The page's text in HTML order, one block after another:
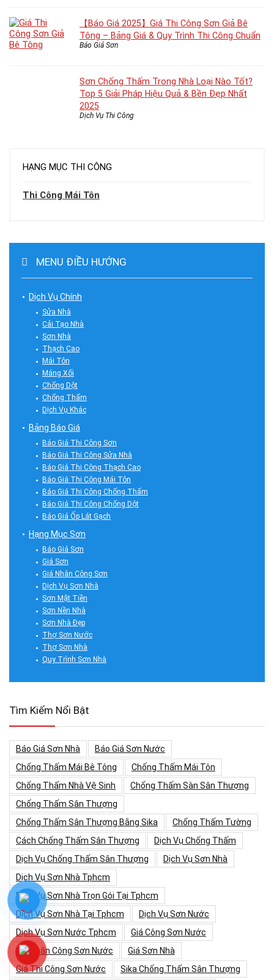
【Báo Giá 2025】Giá Thi Công Sơn Giả Bê
Tông – Bảng Giá & Quy Trình Thi Công Chuẩn
Báo Giá Sơn
Sơn Chống Thấm Trong Nhà Loại Nào Tốt?
Top 5 Giải Pháp Hiệu Quả & Bền Đẹp Nhất
2025
Dịch Vụ Thi Công
HẠNG MỤC THI CÔNG
Thi Công Mái Tôn
MENU ĐIỀU HƯỚNG
Dịch Vụ Chính
Sửa Nhà
Cải Tạo Nhà
Sơn Nhà
Thạch Cao
Mái Tôn
Máng Xối
Chống Dột
Chống Thấm
Dịch Vụ Khác
Bảng Báo Giá
Báo Giá Thi Công Sơn
Báo Giá Thi Công Sửa Nhà
Báo Giá Thi Công Thạch Cao
Báo Giá Thi Công Mái Tôn
Báo Giá Thi Công Chống Thấm
Báo Giá Thi Công Chống Dột
Báo Giá Ốp Lát Gạch
Hạng Mục Sơn
Báo Giá Sơn
Giá Sơn
Giá Nhân Công Sơn
Dịch Vụ Sơn Nhà
Sơn Mặt Tiền
Sơn Nền Nhà
Sơn Nhà Đẹp
Thợ Sơn Nước
Thợ Sơn Nhà
Quy Trình Sơn Nhà
Tìm Kiếm Nổi Bật
Báo Giá Sơn Nhà
Báo Giá Sơn Nước
Chống Thấm Mái Bê Tông
Chống Thấm Mái Tôn
Chống Thấm Nhà Vệ Sinh
Chống Thấm Sàn Sân Thượng
Chống Thấm Sân Thượng
Chống Thấm Sân Thượng Bằng Sika
Chống Thấm Tường
Cách Chống Thấm Sân Thượng
Dịch Vụ Chống Thấm
Dịch Vụ Chống Thấm Sân Thượng
Dịch Vụ Sơn Nhà
Dịch Vụ Sơn Nhà Tphcm
Dịch Vụ Sơn Nhà Trọn Gói Tại Tphcm
Dịch Vụ Sơn Nhà Tại Tphcm
Dịch Vụ Sơn Nước
Dịch Vụ Sơn Nước Tphcm
Giá Công Sơn Nước
Giá Nhân Công Sơn Nước
Giá Sơn Nhà
Giá Thi Công Sơn Nước
Sika Chống Thấm Sân Thượng